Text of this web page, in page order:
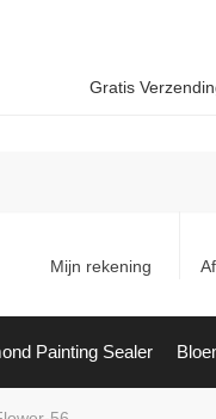
Gratis
Mijn rekening
Painting Sealer